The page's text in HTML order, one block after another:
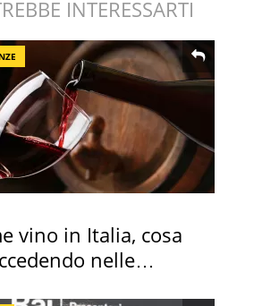
INTERESSARTI
vino in Italia, cosa
nelle